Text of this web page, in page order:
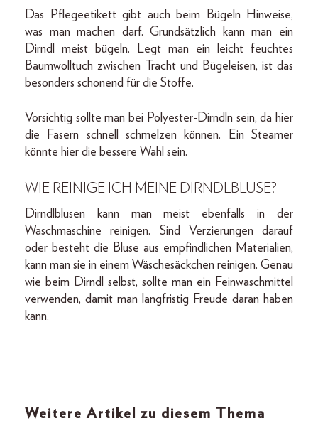
Das Pflegeetikett gibt auch beim Bügeln Hinweise,
was man machen darf. Grundsätzlich kann man ein
Dirndl meist bügeln. Legt man ein leicht feuchtes
Baumwolltuch zwischen Tracht und Bügeleisen, ist das
besonders schonend für die Stoffe.
Vorsichtig sollte man bei Polyester-Dirndln sein, da hier
die Fasern schnell schmelzen können. Ein Steamer
könnte hier die bessere Wahl sein.
WIE REINIGE ICH MEINE DIRNDLBLUSE?
Dirndlblusen kann man meist ebenfalls in der
Waschmaschine reinigen. Sind Verzierungen darauf
oder besteht die Bluse aus empfindlichen Materialien,
kann man sie in einem Wäschesäckchen reinigen. Genau
wie beim Dirndl selbst, sollte man ein Feinwaschmittel
verwenden, damit man langfristig Freude daran haben
kann.
Weitere Artikel zu diesem Thema